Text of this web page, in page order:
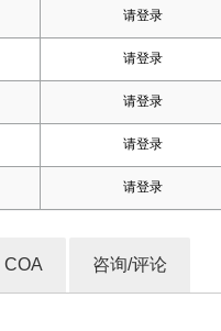
请登录
请登录
请登录
请登录
请登录
COA 咨询/评论